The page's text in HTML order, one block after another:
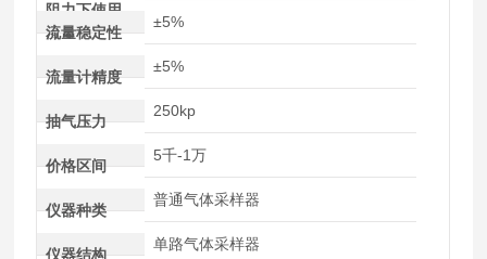
阻力下使用
寿命
流量稳定性
±5%
流量计精度
±5%
抽气压力
250kp
价格区间
5千-1万
仪器种类
普通气体采样器
仪器结构
单路气体采样器